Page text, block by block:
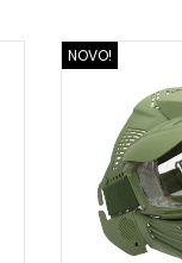
NOVO!